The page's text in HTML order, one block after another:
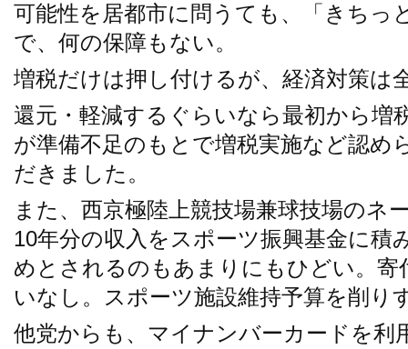
可能性を居都市に問うても、「きちっ
で、何の保障もない。
増税だけは押し付けるが、経済対策は
還元・軽減するぐらいなら最初から増
が準備不足のもとで増税実施など認め
だきました。
また、西京極陸上競技場兼球技場のネ
10年分の収入をスポーツ振興基金に積
めとされるのもあまりにもひどい。
いなし。スポーツ施設維持予算を削り
他党からも、マイナンバーカードを利